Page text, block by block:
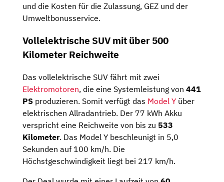
und die Kosten für die Zulassung, GEZ und der
Umweltbonusservice.
Vollelektrische SUV mit über 500
Kilometer Reichweite
Das vollelektrische SUV fährt mit zwei
Elektromotoren, die eine Systemleistung von 441
PS produzieren. Somit verfügt das Model Y über
elektrischen Allradantrieb. Der 77 kWh Akku
verspricht eine Reichweite von bis zu 533
Kilometer. Das Model Y beschleunigt in 5,0
Sekunden auf 100 km/h. Die
Höchstgeschwindigkeit liegt bei 217 km/h.